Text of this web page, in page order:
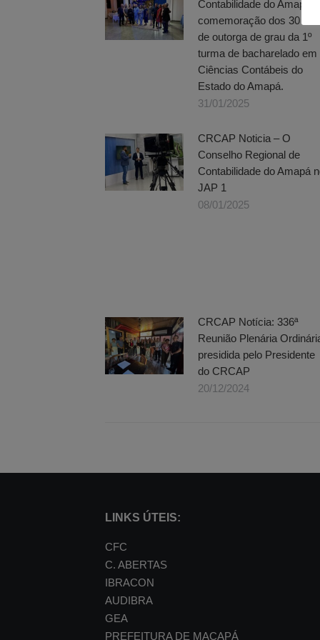
Contabilidade do Amapá na
comemoração dos 30 anos
de outorga de grau da 1º
turma de bacharelado em
Ciências Contábeis do
Estado do Amapá.
31/01/2025
CRCAP Noticia – O
Conselho Regional de
Contabilidade do Amapá
JAP 1
08/01/2025
CRCAP Notícia: 336ª
Reunião Plenária
presidida pelo Presidente
do CRCAP
20/12/2024
LINKS ÚTEIS:
CFC
C. ABERTAS
IBRACON
AUDIBRA
GEA
PREFEITURA DE MACAPÁ